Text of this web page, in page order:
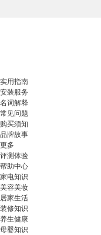
实用指南
安装服务
名词解释
常见问题
购买须知
品牌故事
更多
评测体验
帮助中心
家电知识
美容美妆
居家生活
装修知识
养生健康
母婴知识